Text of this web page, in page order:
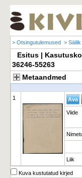
> Otsingutulemused > Säilik
Esitus |
36246-55263
Metaandmed
1
Viide
Liik
Kuva kustutatud kirjed